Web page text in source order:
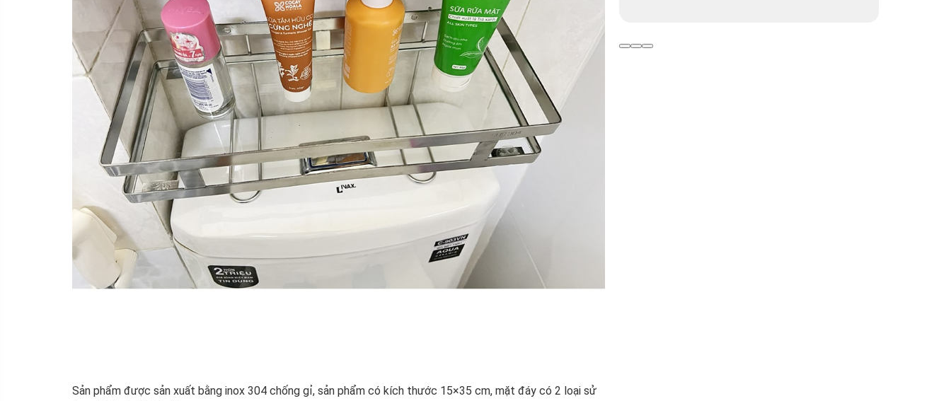
Sản phẩm được sản xuất bằng inox 304 chống gỉ, sản phẩm có kích thước 15×35 cm, mặt đáy có 2 loại sử